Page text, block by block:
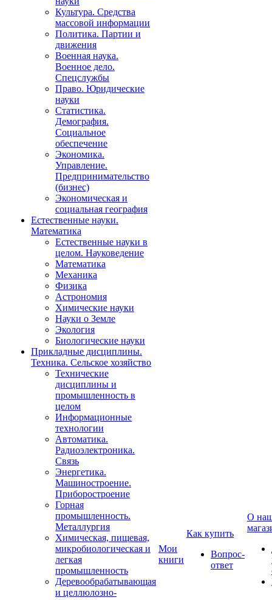
Культура. Средства
массовой информации
Политика. Партии и
движения
Военная наука.
Военное дело.
Спецслужбы
Право. Юридические
науки
Статистика.
Демография.
Социальное
обеспечение
Экономика.
Управление.
Предпринимательство
(бизнес)
Экономическая и
социальная география
Естественные науки.
Математика
Естественные науки в
целом. Науковедение
Математика
Механика
Физика
Астрономия
Химические науки
Науки о Земле
Экология
Биологические науки
Прикладные дисциплины.
Техника. Сельское хозяйство
Технические
дисциплины и
промышленность в
целом
Информационные
технологии
Автоматика.
Радиоэлектроника.
Связь
Энергетика.
Машиностроение.
Приборостроение
Горная
промышленность.
Металлургия
Химическая, пищевая,
микробиологическая и
легкая
промышленность
Деревообрабатывающая
и целлюлозно-
Мои
книги
Как купить
Вопрос-
ответ
О